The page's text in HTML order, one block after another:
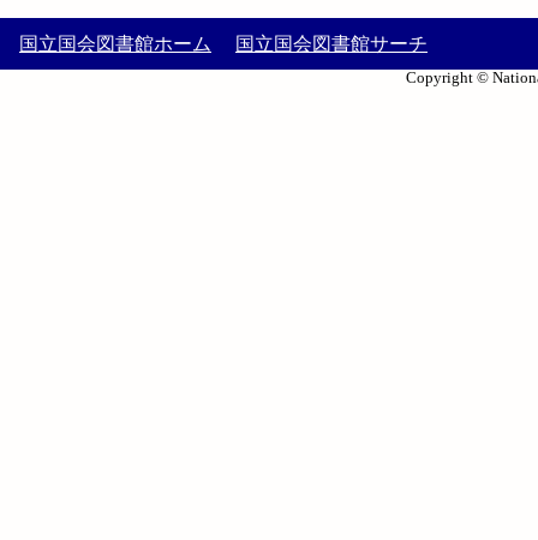
国立国会図書館ホーム 国立国会図書館サーチ
Copyright ©